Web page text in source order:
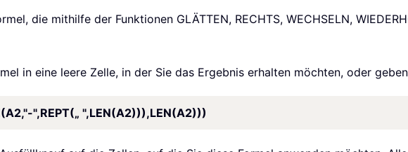
die mithilfe der Funktionen GLÄTTEN, RECHTS, WECHSELN,
in eine leere Zelle, in der Sie das Ergebnis erhalten möchten, oder
",REPT(„ ",LEN(A2))),LEN(A2)))